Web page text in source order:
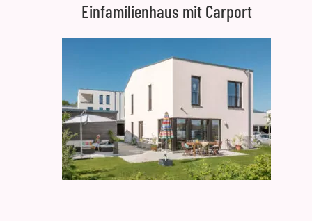
Einfamilienhaus mit Carport